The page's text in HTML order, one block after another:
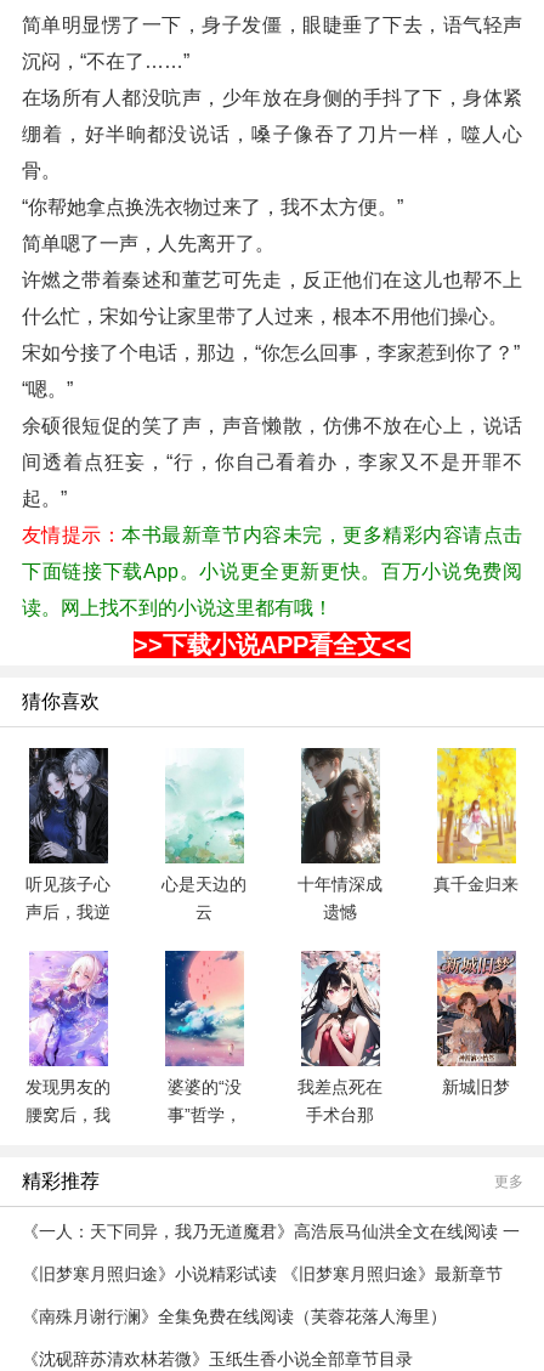
简单明显愣了一下，身子发僵，眼睫垂了下去，语气轻声
沉闷，“不在了……”
在场所有人都没吭声，少年放在身侧的手抖了下，身体紧
绷着，好半晌都没说话，嗓子像吞了刀片一样，噬人心
骨。
“你帮她拿点换洗衣物过来了，我不太方便。”
简单嗯了一声，人先离开了。
许燃之带着秦述和董艺可先走，反正他们在这儿也帮不上
什么忙，宋如兮让家里带了人过来，根本不用他们操心。
宋如兮接了个电话，那边，“你怎么回事，李家惹到你了？”
“嗯。”
余硕很短促的笑了声，声音懒散，仿佛不放在心上，说话
间透着点狂妄，“行，你自己看着办，李家又不是开罪不
起。”
友情提示：本书最新章节内容未完，更多精彩内容请点击
下面链接下载App。小说更全更新更快。百万小说免费阅
读。网上找不到的小说这里都有哦！
>>下载小说APP看全文<<
猜你喜欢
听见孩子心
声后，我逆
心是天边的
云
十年情深成
遗憾
真千金归来
发现男友的
腰窝后，我
婆婆的“没
事”哲学，
我差点死在
手术台那
新城旧梦
精彩推荐 更多
《一人：天下同异，我乃无道魔君》高浩辰马仙洪全文在线阅读 一
《旧梦寒月照归途》小说精彩试读 《旧梦寒月照归途》最新章节
《南殊月谢行澜》全集免费在线阅读（芙蓉花落人海里）
《沈砚辞苏清欢林若微》玉纸生香小说全部章节目录